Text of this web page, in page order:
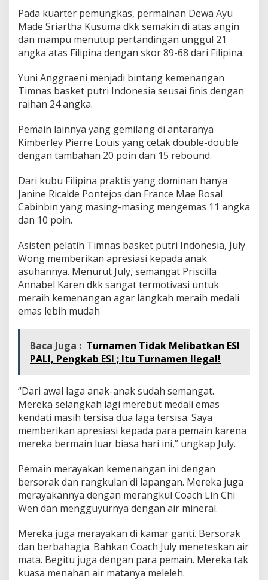
Pada kuarter pemungkas, permainan Dewa Ayu
Made Sriartha Kusuma dkk semakin di atas angin
dan mampu menutup pertandingan unggul 21
angka atas Filipina dengan skor 89-68 dari Filipina.
Yuni Anggraeni menjadi bintang kemenangan
Timnas basket putri Indonesia seusai finis dengan
raihan 24 angka.
Pemain lainnya yang gemilang di antaranya
Kimberley Pierre Louis yang cetak double-double
dengan tambahan 20 poin dan 15 rebound.
Dari kubu Filipina praktis yang dominan hanya
Janine Ricalde Pontejos dan France Mae Rosal
Cabinbin yang masing-masing mengemas 11 angka
dan 10 poin.
Asisten pelatih Timnas basket putri Indonesia, July
Wong memberikan apresiasi kepada anak
asuhannya. Menurut July, semangat Priscilla
Annabel Karen dkk sangat termotivasi untuk
meraih kemenangan agar langkah meraih medali
emas lebih mudah
Baca Juga : Turnamen Tidak Melibatkan ESI
PALI, Pengkab ESI ; Itu Turnamen Ilegal!
“Dari awal laga anak-anak sudah semangat.
Mereka selangkah lagi merebut medali emas
kendati masih tersisa dua laga tersisa. Saya
memberikan apresiasi kepada para pemain karena
mereka bermain luar biasa hari ini,” ungkap July.
Pemain merayakan kemenangan ini dengan
bersorak dan rangkulan di lapangan. Mereka juga
merayakannya dengan merangkul Coach Lin Chi
Wen dan mengguyurnya dengan air mineral.
Mereka juga merayakan di kamar ganti. Bersorak
dan berbahagia. Bahkan Coach July meneteskan air
mata. Begitu juga dengan para pemain. Mereka tak
kuasa menahan air matanya meleleh.